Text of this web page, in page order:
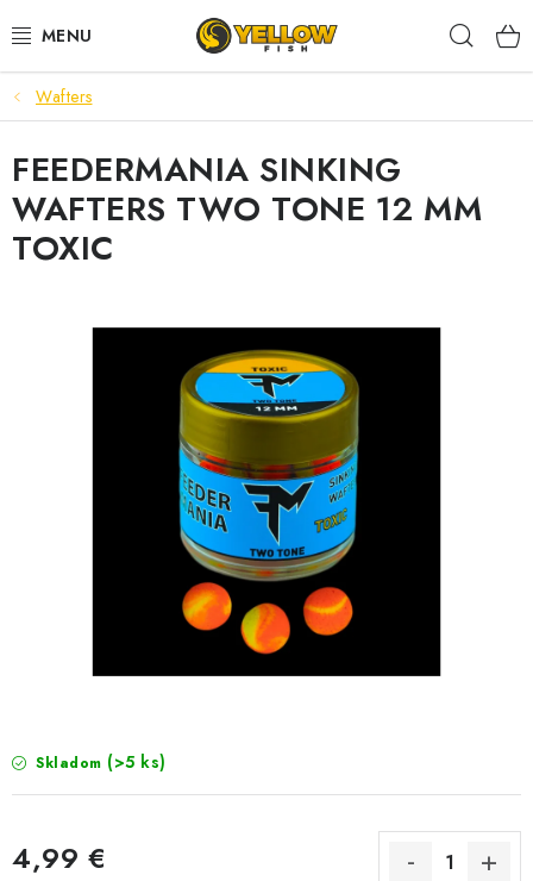
na
NOVINKY 2026
LETNÉ ZĽAVY
HALDORADO
KRMIVÁ,NÁSTRAHY
BIŽUTERIA-DOPLNKY
OBCHODNÉ PODMIENKY
Wafters
Skladom (>5 ks)
4,99 €
FEEDERMANIA SINKING
WAFTERS TWO TONE 12 MM
TOXIC